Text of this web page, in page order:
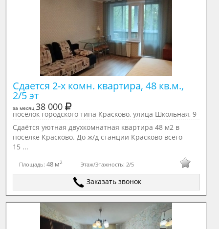
Сдается 2-х комн. квартира, 48 кв.м.,
2/5 эт
за месяц 38 000
посёлок городского типа Красково, улица Школьная, 9
Сдаётся уютная двухкомнатная квартира 48 м2 в
посёлке Красково. До ж/д станции Красково всего
15 ...
Площадь:48 м2 Этаж/Этажность: 2/5
Заказать звонок